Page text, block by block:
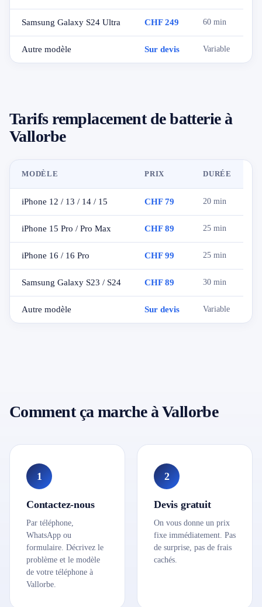
Samsung Galaxy S24 Ultra CHF 249 60 min
Autre modèle Sur devis Variable
Tarifs remplacement de batterie à
Vallorbe
MODÈLE PRIX DURÉE
iPhone 12 / 13 / 14 / 15 CHF 79 20 min
iPhone 15 Pro / Pro Max CHF 89 25 min
iPhone 16 / 16 Pro CHF 99 25 min
Samsung Galaxy S23 / S24 CHF 89 30 min
Autre modèle Sur devis Variable
Comment ça marche à Vallorbe
1
Contactez-nous
Par téléphone,
WhatsApp ou
formulaire. Décrivez le
problème et le modèle
de votre téléphone à
Vallorbe.
2
Devis gratuit
On vous donne un prix
fixe immédiatement. Pas
de surprise, pas de frais
cachés.